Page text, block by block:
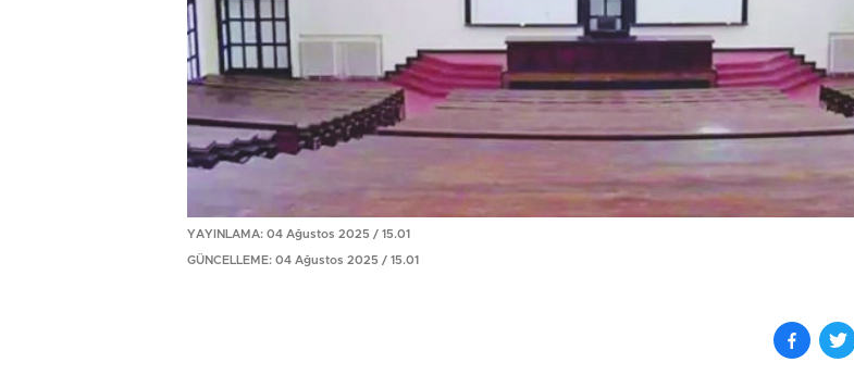
YAYINLAMA: 04 Ağustos 2025 / 15.01
GÜNCELLEME: 04 Ağustos 2025 / 15.01
Birçok uyku hastalığının
En